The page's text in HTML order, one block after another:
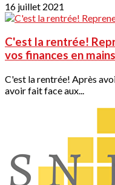
16 juillet 2021
C'est la rentrée!
vos finances en
C'est la rentrée! Après
avoir fait face aux...